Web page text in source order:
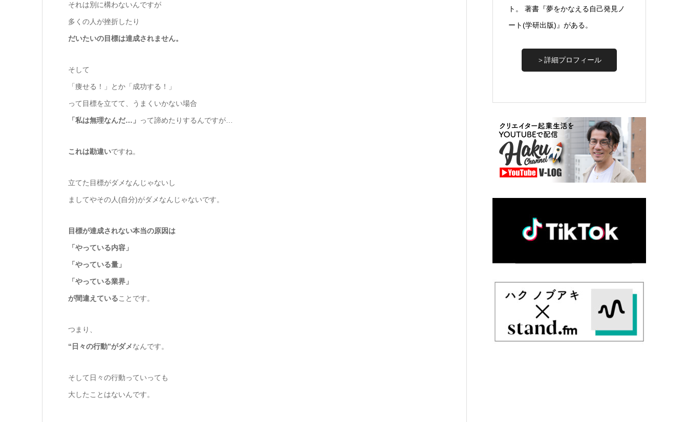
それは別に構わないんですが
多くの人が挫折したり
だいたいの目標は達成されません。
そして
「痩せる！」とか「成功する！」
って目標を立てて、うまくいかない場合
「私は無理なんだ…」 って諦めたりするんですが…
これは勘違いですね。
立てた目標がダメなんじゃないし
ましてやその人(自分)がダメなんじゃないです。
目標が達成されない本当の原因は
「やっている内容」
「やっている量」
「やっている業界」
が間違えていることです。
つまり、
“日々の行動”がダメなんです。
そして日々の行動っていっても
大したことはないんです。
ト。 著書『夢をかなえる自己発見ノ
ート(学研出版)』がある。
＞詳細プロフィール